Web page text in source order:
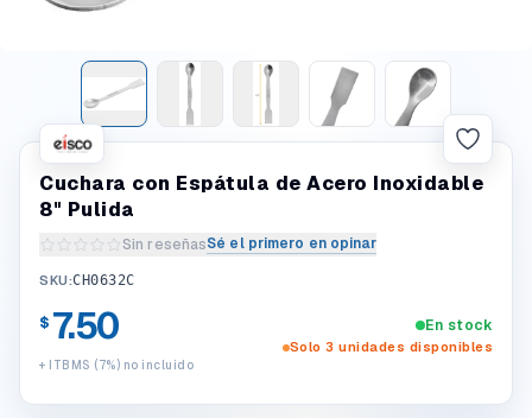
Cuchara con Espátula de Acero Inoxidable
8" Pulida
Sin reseñasSé el primero en opinar
Escribir una reseña del producto
SKU:CH0632C
$ 7.50
+ ITBMS (7%) no incluido
En stock
Solo 3 unidades disponibles